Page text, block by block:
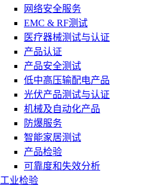
网络安全服务
EMC & RF测试
医疗器械测试与认证
产品认证
产品安全测试
低中高压输配电产品
光伏产品测试与认证
机械及自动化产品
防爆服务
智能家居测试
产品检验
可靠度和失效分析
工业检验